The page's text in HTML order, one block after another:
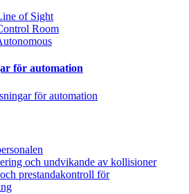
of Sight
Room
för automation
för automation
och undvikande av kollisioner
prestandakontroll för